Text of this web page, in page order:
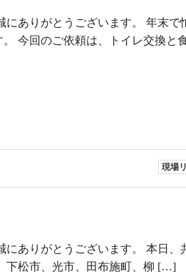
ありがとうございます。 年末で
今回のご依頼は、トイレ交換と
現場
ありがとうございます。 本日、
下松市、光市、田布施町、柳 […]